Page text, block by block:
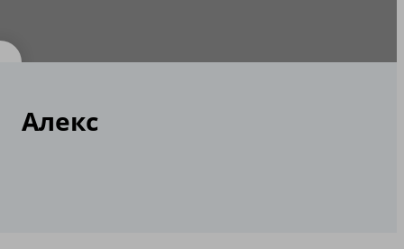
Алекс